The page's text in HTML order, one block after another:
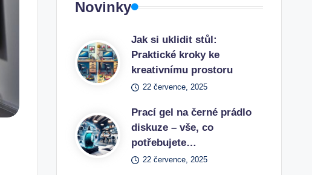
Novinky
Jak si uklidit stůl:
Praktické kroky ke
kreativnímu prostoru
22 července, 2025
Prací gel na černé prádlo
diskuze – vše, co
potřebujete…
22 července, 2025